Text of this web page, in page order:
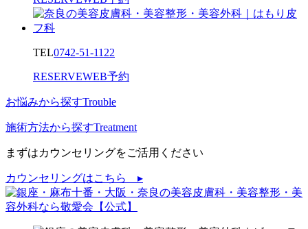
TEL0742-51-1122
RESERVEWEB予約
お悩みから探すTrouble
施術方法から探すTreatment
まずはカウンセリングをご活用ください
カウンセリングはこちら ▸